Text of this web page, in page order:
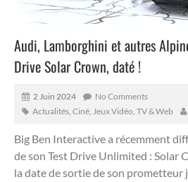
Audi, Lamborghini et autres
Drive Solar Crown, daté !
2 Juin 2024
No Comments
Actualités, Ciné, Jeux Vidéo, TV & Web
Big Ben Interactive a récemment
de son Test Drive Unlimited : Solar
la date de sortie de son prometteur